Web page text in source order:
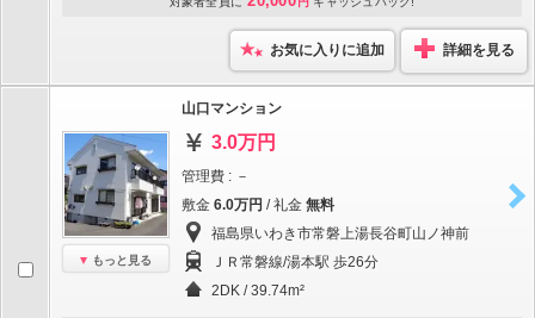
お気に入りに追加 詳細を見る
もっと見る
山口マンション
3.0万円
管理費 : －
敷金 6.0万円 / 礼金 無料
福島県いわき市常磐上湯長谷町山ノ神前
ＪＲ常磐線/湯本駅 歩26分
2DK / 39.74m²